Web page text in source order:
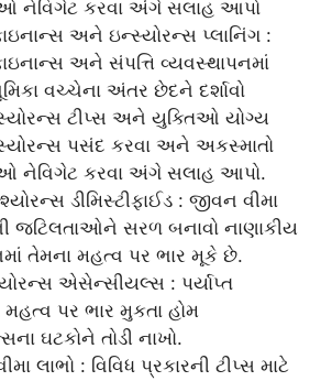
નેવિગેટ કરવા અંગે સલાહ આપો
અને ઇન્સ્યોરન્સ પ્લાનિંગ :
અને સંપત્તિ વ્યવસ્થાપનમાં
વચ્ચેના અંતર છેદને દર્શાવો
ટીપ્સ અને યુક્તિઓ યોગ્ય
પસંદ કરવા અને અકસ્માતો
નેવિગેટ કરવા અંગે સલાહ આપો.
ડીમિસ્ટીફાઈડ : જીવન વીમા
જટિલતાઓને સરળ બનાવો નાણાકીય
તેમના મહત્વ પર ભાર મૂકે છે.
એસેન્સીયલ્સ : પર્યાપ્ત
પર ભાર મુકતા હોમ
ઘટકોને તોડી નાખો.
લાભો : વિવિધ પ્રકારની ટીપ્સ માટે